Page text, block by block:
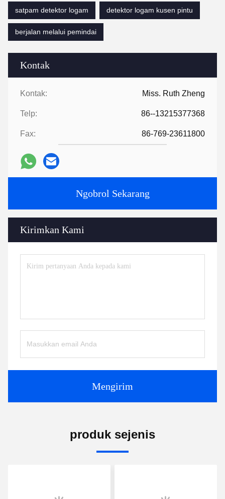
Kontak
Kontak: Miss. Ruth Zheng
Telp: 86--13215377368
Fax: 86-769-23611800
Ngobrol Sekarang
Kirimkan Kami
Mengirim
satpam detektor logam
detektor logam kusen pintu
berjalan melalui pemindai
produk sejenis